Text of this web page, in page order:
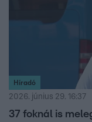
Híradó
2026. június 29. 16:37
37 foknál is